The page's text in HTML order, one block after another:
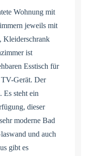
Wohnung mit
jeweils mit
Kleiderschrank
ist
Esstisch für
TV-Gerät. Der
Es steht ein
dieser
moderne Bad
und auch
gibt es